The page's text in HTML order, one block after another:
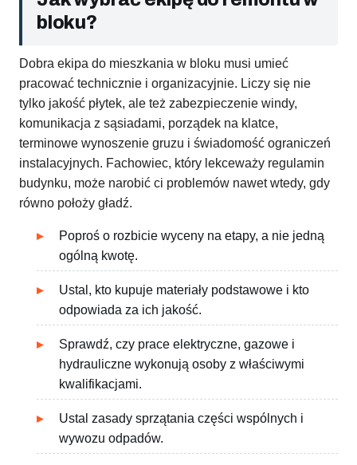
bloku?
Dobra ekipa do mieszkania w bloku musi umieć
pracować technicznie i organizacyjnie. Liczy się nie
tylko jakość płytek, ale też zabezpieczenie windy,
komunikacja z sąsiadami, porządek na klatce,
terminowe wynoszenie gruzu i świadomość ograniczeń
instalacyjnych. Fachowiec, który lekceważy regulamin
budynku, może narobić ci problemów nawet wtedy, gdy
równo położy gładź.
Poproś o rozbicie wyceny na etapy, a nie jedną
ogólną kwotę.
Ustal, kto kupuje materiały podstawowe i kto
odpowiada za ich jakość.
Sprawdź, czy prace elektryczne, gazowe i
hydrauliczne wykonują osoby z właściwymi
kwalifikacjami.
Ustal zasady sprzątania części wspólnych i
wywozu odpadów.